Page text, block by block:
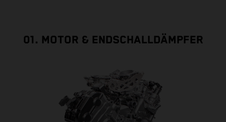
01. MOTOR & ENDSCHALLDÄMPFER